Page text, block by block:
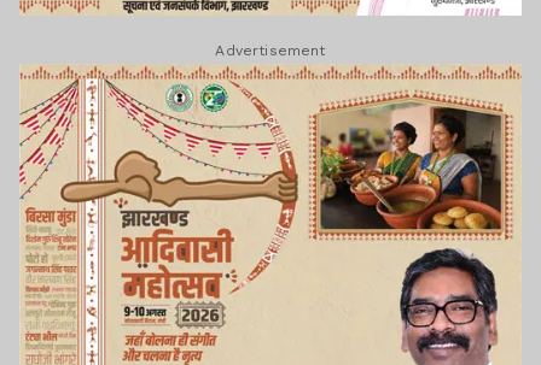
Advertisement